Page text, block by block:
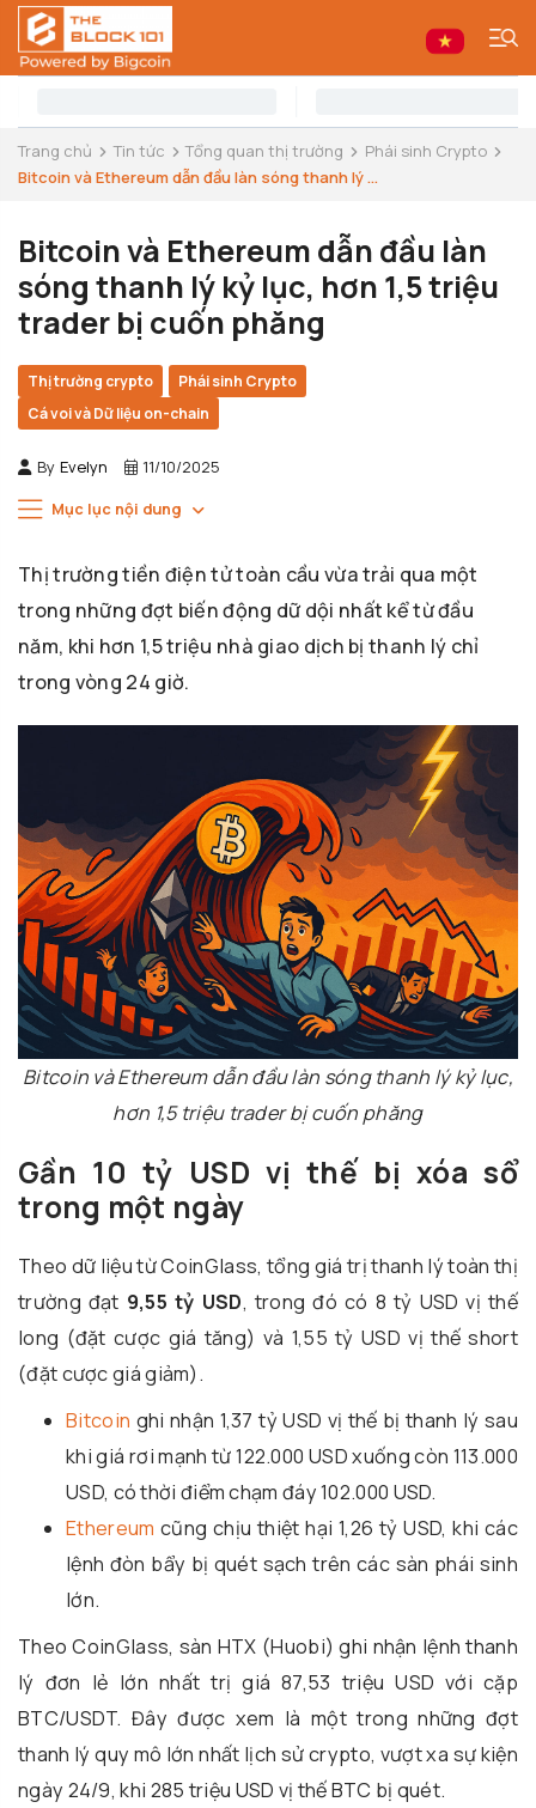
Trang chủ Tin tức Tổng quan thị trường
Phái sinh Crypto
Bitcoin và Ethereum dẫn đầu làn sóng thanh lý ...
Bitcoin và Ethereum dẫn đầu làn
sóng thanh lý kỷ lục, hơn 1,5 triệu
trader bị cuốn phăng
Thị trường crypto
Phái sinh Crypto
Cá voi và Dữ liệu on-chain
By Evelyn 11/10/2025
Mục lục nội dung
Thị trường tiền điện tử toàn cầu vừa trải qua một
trong những đợt biến động dữ dội nhất kể từ đầu
năm, khi hơn 1,5 triệu nhà giao dịch bị thanh lý chỉ
trong vòng 24 giờ.
Bitcoin và Ethereum dẫn đầu làn sóng thanh lý kỷ lục,
hơn 1,5 triệu trader bị cuốn phăng
Gần 10 tỷ USD vị thế bị xóa sổ
trong một ngày
Theo dữ liệu từ CoinGlass, tổng giá trị thanh lý toàn thị
trường đạt 9,55 tỷ USD, trong đó có 8 tỷ USD vị thế
long (đặt cược giá tăng) và 1,55 tỷ USD vị thế short
(đặt cược giá giảm).
Bitcoin ghi nhận 1,37 tỷ USD vị thế bị thanh lý sau
khi giá rơi mạnh từ 122.000 USD xuống còn 113.000
USD, có thời điểm chạm đáy 102.000 USD.
Ethereum cũng chịu thiệt hại 1,26 tỷ USD, khi các
lệnh đòn bẩy bị quét sạch trên các sàn phái sinh
lớn.
Theo CoinGlass, sàn HTX (Huobi) ghi nhận lệnh thanh
lý đơn lẻ lớn nhất trị giá 87,53 triệu USD với cặp
BTC/USDT. Đây được xem là một trong những đợt
thanh lý quy mô lớn nhất lịch sử crypto, vượt xa sự kiện
ngày 24/9, khi 285 triệu USD vị thế BTC bị quét.